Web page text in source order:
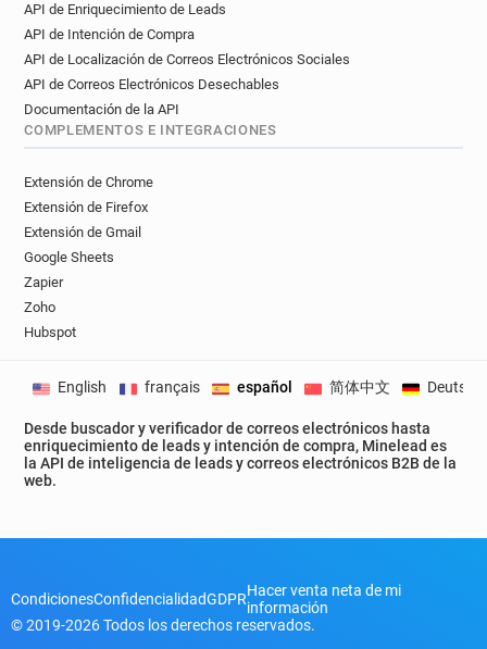
API de Enriquecimiento de Leads
API de Intención de Compra
API de Localización de Correos Electrónicos Sociales
API de Correos Electrónicos Desechables
Documentación de la API
COMPLEMENTOS E INTEGRACIONES
Extensión de Chrome
Extensión de Firefox
Extensión de Gmail
Google Sheets
Zapier
Zoho
Hubspot
Desde buscador y verificador de correos electrónicos hasta
enriquecimiento de leads y intención de compra, Minelead es
la API de inteligencia de leads y correos electrónicos B2B de la
web.
English français español 简体中文 Deutsch
CondicionesConfidencialidadGDPRHacer venta neta de mi
información
© 2019-2026 Todos los derechos reservados.